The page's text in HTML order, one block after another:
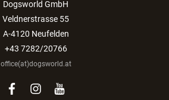
Dogsworld GmbH
Veldnerstrasse 55
A-4120 Neufelden
+43 7282/20766
office(at)dogsworld.at
facebook
instagram
youtube